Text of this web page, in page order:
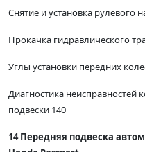
Снятие и установка рулевого
Прокачка гидравлического
Углы установки передних
Диагностика неисправностей
подвески 140
14 Передняя подвеска